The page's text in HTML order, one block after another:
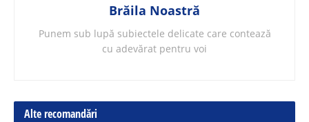
Brăila Noastră
Punem sub lupă subiectele delicate care contează
cu adevărat pentru voi
Alte recomandări